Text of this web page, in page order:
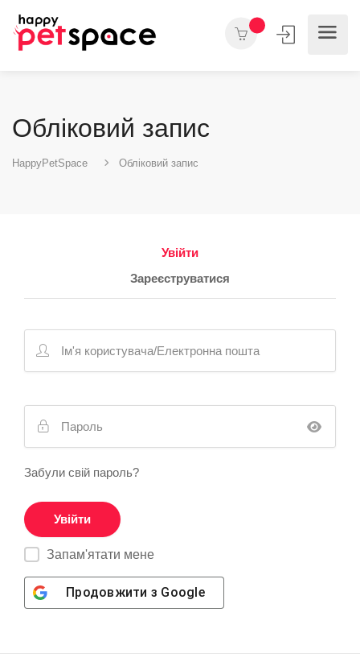
Обліковий запис
HappyPetSpace Обліковий запис
Увійти
Зареєструватися
Забули свій пароль?
Запам'ятати мене
Продовжити з Google